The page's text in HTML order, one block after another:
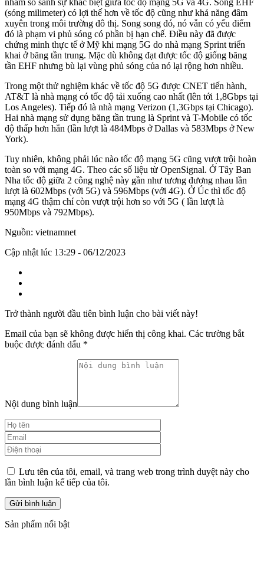
nhằm so sánh sự khác biệt giữa tốc độ mạng 5G và 4G. Sóng EHF
(sóng milimeter) có lợi thế hơn về tốc độ cũng như khả năng đâm
xuyên trong môi trường đô thị. Song song đó, nó vẫn có yếu điểm
đó là phạm vi phủ sóng có phần bị hạn chế. Điều này đã được
chứng minh thực tế ở Mỹ khi mạng 5G do nhà mạng Sprint triển
khai ở băng tần trung. Mặc dù không đạt được tốc độ giống băng
tần EHF nhưng bù lại vùng phủ sóng của nó lại rộng hơn nhiều.
Trong một thử nghiệm khác về tốc độ 5G được CNET tiến hành,
AT&T là nhà mạng có tốc độ tải xuống cao nhất (lên tới 1,8Gbps tại
Los Angeles). Tiếp đó là nhà mạng Verizon (1,3Gbps tại Chicago).
Hai nhà mạng sử dụng băng tần trung là Sprint và T-Mobile có tốc
độ thấp hơn hẳn (lần lượt là 484Mbps ở Dallas và 583Mbps ở New
York).
Tuy nhiên, không phải lúc nào tốc độ mạng 5G cũng vượt trội hoàn
toàn so với mạng 4G. Theo các số liệu từ OpenSignal. Ở Tây Ban
Nha tốc độ giữa 2 công nghệ này gần như tương đương nhau lần
lượt là 602Mbps (với 5G) và 596Mbps (với 4G). Ở Úc thì tốc độ
mạng 4G thậm chí còn vượt trội hơn so với 5G ( lần lượt là
950Mbps và 792Mbps).
Nguồn: vietnamnet
Cập nhật lúc 13:29 - 06/12/2023
Trở thành người đầu tiên bình luận cho bài viết này!
Email của bạn sẽ không được hiển thị công khai. Các trường bắt
buộc được đánh dấu *
Nội dung bình luận
Lưu tên của tôi, email, và trang web trong trình duyệt này cho
lần bình luận kế tiếp của tôi.
Sản phẩm nổi bật